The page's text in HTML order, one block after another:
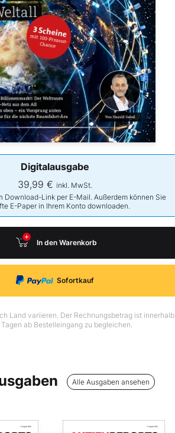
Digitalausgabe
39,99 € inkl. MwSt.
Download-Link per E-Mail. Außerdem können Sie
E-Paper in Ihrem Konto downloaden.
In den Warenkorb
Sofortkauf
Land variieren. Der Rechnungsbetrag ist innerhalb
ab Bestelleingang zu begleichen.
Alle Ausgaben ansehen